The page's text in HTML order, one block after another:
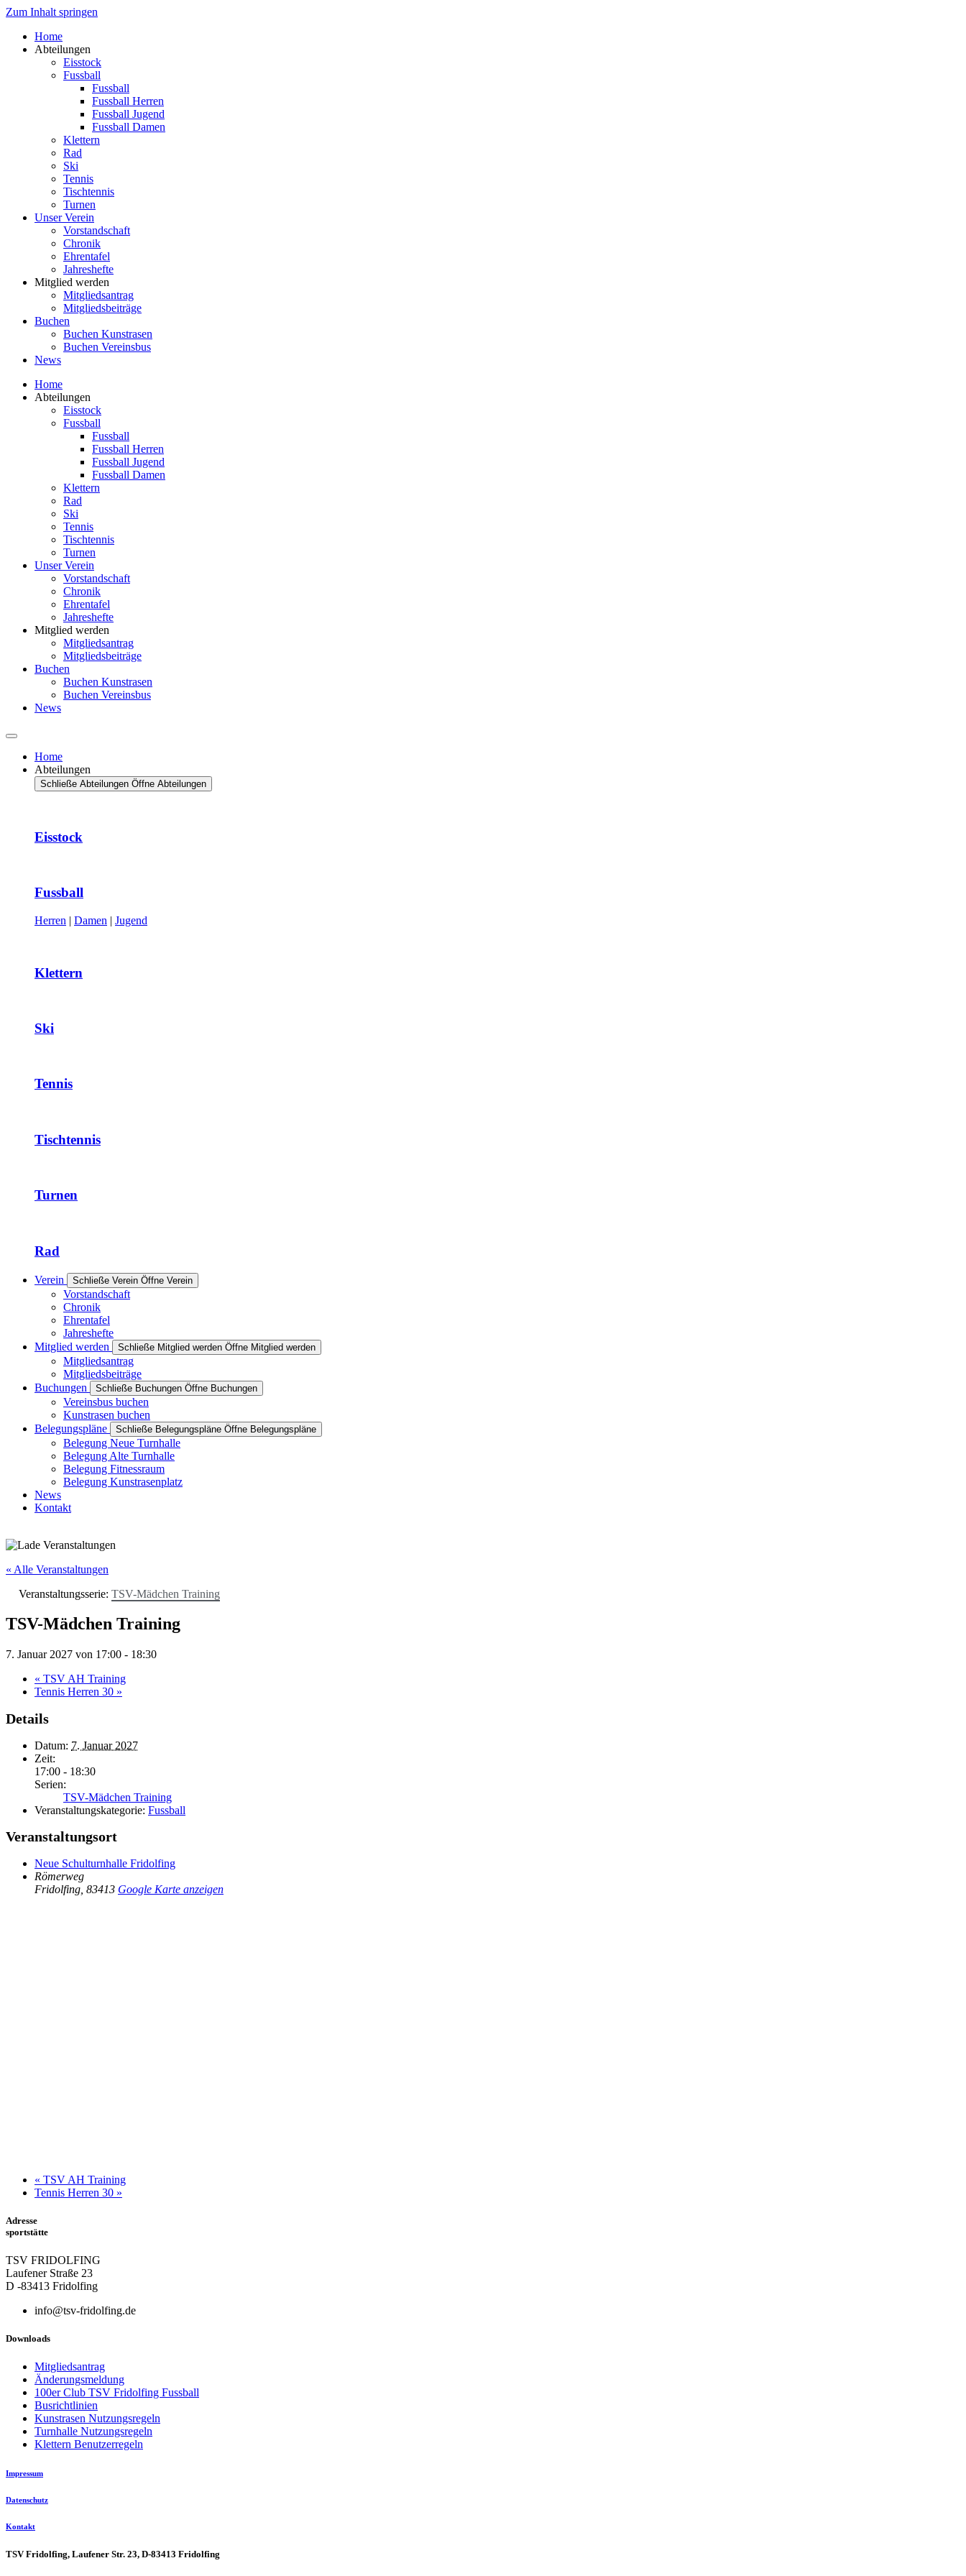
Zum Inhalt springen
Home
Abteilungen
Eisstock
Fussball
Fussball
Fussball Herren
Fussball Jugend
Fussball Damen
Klettern
Rad
Ski
Tennis
Tischtennis
Turnen
Unser Verein
Vorstandschaft
Chronik
Ehrentafel
Jahreshefte
Mitglied werden
Mitgliedsantrag
Mitgliedsbeiträge
Buchen
Buchen Kunstrasen
Buchen Vereinsbus
News
Home
Abteilungen
Eisstock
Fussball
Fussball
Fussball Herren
Fussball Jugend
Fussball Damen
Klettern
Rad
Ski
Tennis
Tischtennis
Turnen
Unser Verein
Vorstandschaft
Chronik
Ehrentafel
Jahreshefte
Mitglied werden
Mitgliedsantrag
Mitgliedsbeiträge
Buchen
Buchen Kunstrasen
Buchen Vereinsbus
News
Home
Abteilungen
Schließe Abteilungen Öffne Abteilungen
Eisstock
Fussball
Herren | Damen | Jugend
Klettern
Ski
Tennis
Tischtennis
Turnen
Rad
Verein Schließe Verein Öffne Verein
Vorstandschaft
Chronik
Ehrentafel
Jahreshefte
Mitglied werden
Schließe Mitglied werden Öffne Mitglied werden
Mitgliedsantrag
Mitgliedsbeiträge
Buchungen
Schließe Buchungen Öffne Buchungen
Vereinsbus buchen
Kunstrasen buchen
Belegungspläne
Schließe Belegungspläne Öffne Belegungspläne
Belegung Neue Turnhalle
Belegung Alte Turnhalle
Belegung Fitnessraum
Belegung Kunstrasenplatz
News
Kontakt
« Alle Veranstaltungen
Veranstaltungsserie: TSV-Mädchen Training
TSV-Mädchen Training
7. Januar 2027 von 17:00 - 18:30
« TSV AH Training
Tennis Herren 30 »
Details
Datum: 7. Januar 2027
Zeit:
17:00 - 18:30
Serien:
TSV-Mädchen Training
Veranstaltungskategorie: Fussball
Veranstaltungsort
Neue Schulturnhalle Fridolfing
Römerweg
Fridolfing 83413 Google Karte anzeigen
« TSV AH Training
Tennis Herren 30 »
Adresse
sportstätte
TSV FRIDOLFING
Laufener Straße 23
D -83413 Fridolfing
info@tsv-fridolfing.de
Downloads
Mitgliedsantrag
Änderungsmeldung
100er Club TSV Fridolfing Fussball
Busrichtlinien
Kunstrasen Nutzungsregeln
Turnhalle Nutzungsregeln
Klettern Benutzerregeln
Impressum
Datenschutz
Kontakt
TSV Fridolfing, Laufener Str. 23, D-83413 Fridolfing